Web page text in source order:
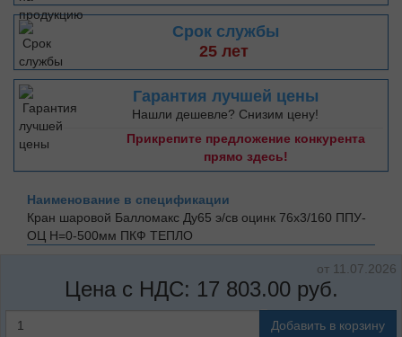
Срок службы
25 лет
Гарантия лучшей цены
Нашли дешевле? Снизим цену!
Прикрепите предложение конкурента
прямо здесь!
Наименование в спецификации
Кран шаровой Балломакс Ду65 э/св оцинк 76х3/160 ППУ-
ОЦ H=0-500мм ПКФ ТЕПЛО
от 11.07.2026
Цена с НДС: 17 803.00руб.
Добавить в корзину